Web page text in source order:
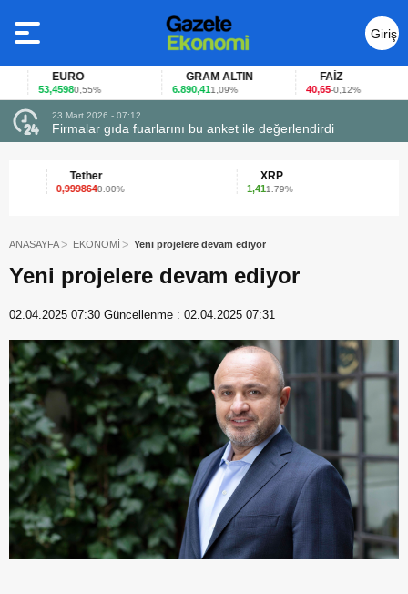
Giriş
Yap
EURO
53,45980,55%
GRAM ALTIN
6.890,411,09% -0,12%
23 Mart 2026 - 07:12
Firmalar gıda fuarlarını bu anket ile değerlendirdi
Tether
0,9998640.00% 1.79%
ANASAYFA EKONOMİ Yeni projelere devam ediyor
Yeni projelere devam ediyor
02.04.2025 07:30 Güncellenme : 02.04.2025 07:31